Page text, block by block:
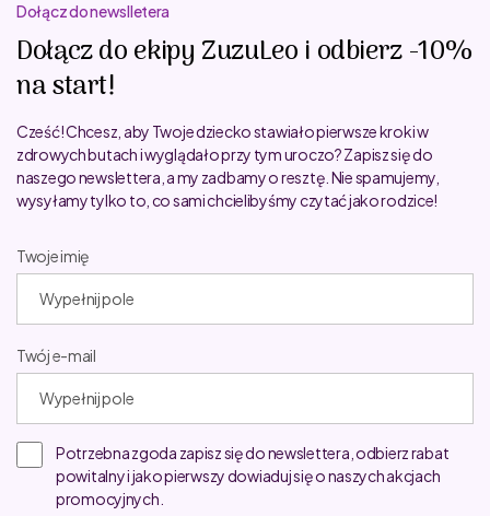
Dołącz do newslletera
Dołącz do ekipy ZuzuLeo i odbierz -10%
na start!
Cześć! Chcesz, aby Twoje dziecko stawiało pierwsze kroki w
zdrowych butach i wyglądało przy tym uroczo? Zapisz się do
naszego newslettera, a my zadbamy o resztę. Nie spamujemy,
wysyłamy tylko to, co sami chcielibyśmy czytać jako rodzice!
Twoje imię
Twój e-mail
Potrzebna zgoda zapisz się do newslettera, odbierz rabat
powitalny i jako pierwszy dowiaduj się o naszych akcjach
promocyjnych.